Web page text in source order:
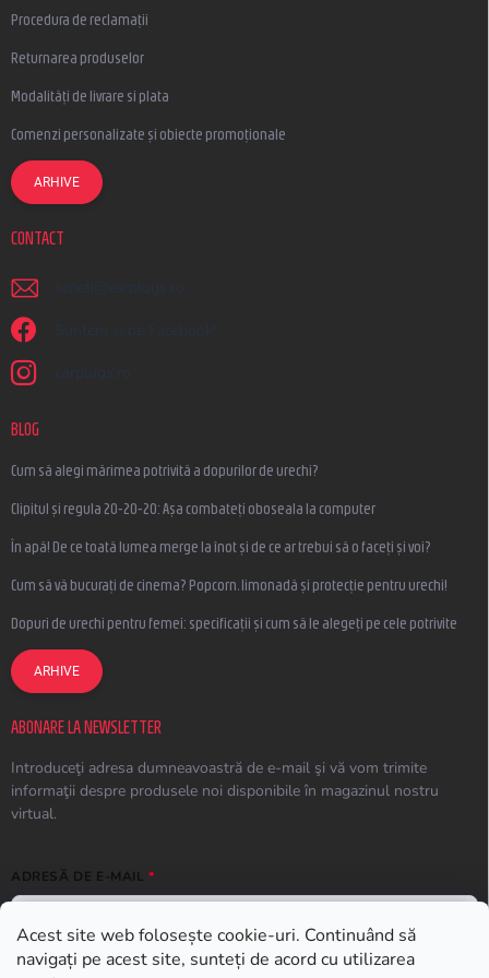
Acest site web folosește cookie-uri. Continuând să
navigați pe acest site, sunteți de acord cu utilizarea
Procedura de reclamații
Returnarea produselor
Modalități de livrare si plata
Comenzi personalizate și obiecte promoționale
ARHIVE
CONTACT
scrieti @ earplugs.ro
Suntem și pe Facebook!
earplugs.ro
BLOG
Cum să alegi mărimea potrivită a dopurilor de urechi?
Clipitul și regula 20-20-20: Așa combateți oboseala la computer
În apă! De ce toată lumea merge la înot și de ce ar trebui să o faceți și voi?
Cum să vă bucurați de cinema? Popcorn, limonadă și protecție pentru urechi!
Dopuri de urechi pentru femei: specificații și cum să le alegeți pe cele potrivite
ARHIVE
ABONARE LA NEWSLETTER
Introduceţi adresa dumneavoastră de e-mail şi vă vom trimite
informaţii despre produsele noi disponibile în magazinul nostru
virtual.
ADRESĂ DE E-MAIL
ABONARE